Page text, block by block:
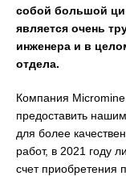
собой большой
является очень
инженера и в
отдела.
Компания
предоставить
для более
работ, в 2021 году
счет приобретения